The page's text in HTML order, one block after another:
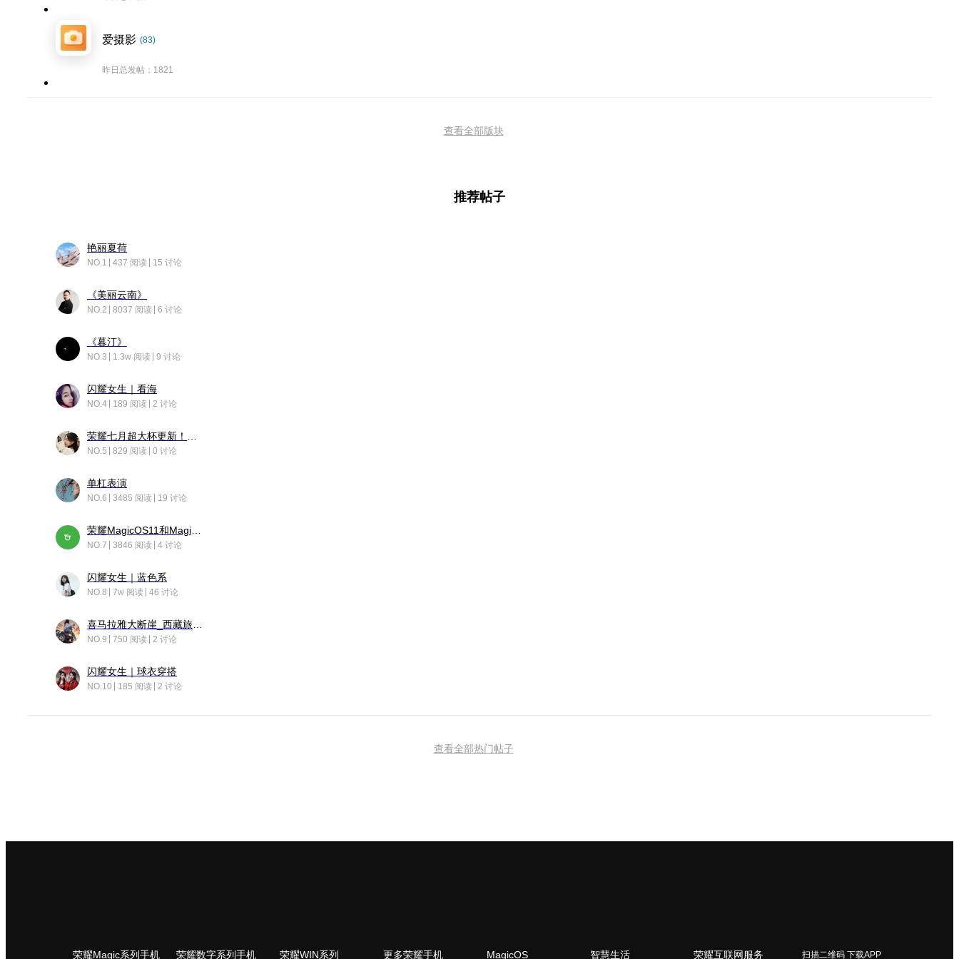
爱摄影 (83)
昨日总发帖：1821
查看全部版块
推荐帖子
艳丽夏荷
NO.1 437 阅读 15 讨论
《美丽云南》
NO.2 8037 阅读 6 讨论
《暮汀》
NO.3 1.3w 阅读 9 讨论
闪耀女生｜看海
NO.4 189 阅读 2 讨论
NO.5 829 阅读 0 讨论
单杠表演
NO.6 3485 阅读 19 讨论
NO.7 3846 阅读 4 讨论
闪耀女生｜蓝色系
NO.8 7w 阅读 46 讨论
NO.9 750 阅读 2 讨论
闪耀女生｜球衣穿搭
NO.10 185 阅读 2 讨论
查看全部热门帖子
荣耀Magic系列手机 荣耀数字系列手机 荣耀WIN系列 更多荣耀手机 MagicOS 智慧生活 荣耀互联网服务 扫描二维码 下载APP